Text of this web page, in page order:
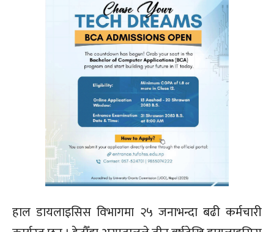
हाल डायलाइसिस विभागमा २५ जनाभन्दा बढी कर्मचारी